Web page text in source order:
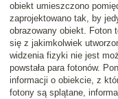
obiekt umieszczono
zaprojektowano tak, by
obrazowany obiekt. Foton
się z jakimkolwiek
widzenia fizyki nie jest
powstała para fotonów.
informacji o obiekcie, z
fotony są splątane,